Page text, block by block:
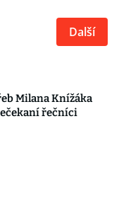
Další
Milana Knížáka
řečníci